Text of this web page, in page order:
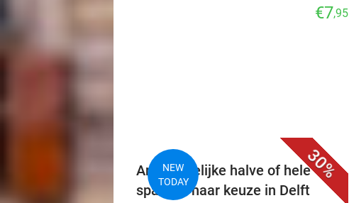
€7,95
30%
NEW
TODAY
Ambachtelijke halve of hele
sparerib naar keuze in Delft